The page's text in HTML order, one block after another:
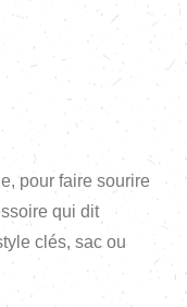
pour faire sourire
qui dit
clés, sac ou